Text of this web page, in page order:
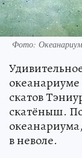
Фото:
скатов
скатёныш.
в неволе.